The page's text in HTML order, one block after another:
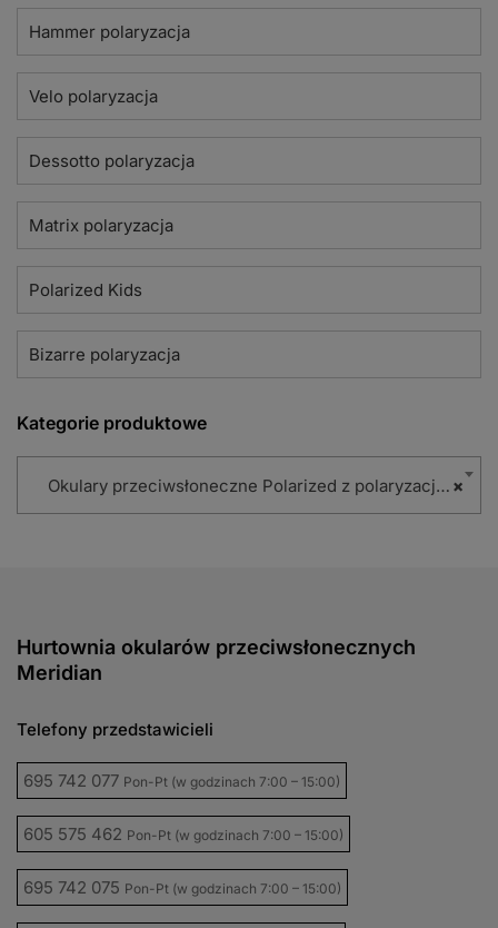
Hammer polaryzacja
Velo polaryzacja
Dessotto polaryzacja
Matrix polaryzacja
Polarized Kids
Bizarre polaryzacja
Kategorie produktowe
×
Okulary przeciwsłoneczne Polarized z polaryzacją (86)
Hurtownia okularów przeciwsłonecznych
Meridian
Telefony przedstawicieli
695 742 077 Pon-Pt (w godzinach 7:00 – 15:00)
605 575 462 Pon-Pt (w godzinach 7:00 – 15:00)
695 742 075 Pon-Pt (w godzinach 7:00 – 15:00)